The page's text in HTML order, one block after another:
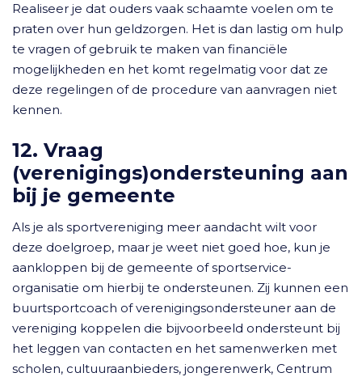
Realiseer je dat ouders vaak schaamte voelen om te
praten over hun geldzorgen. Het is dan lastig om hulp
te vragen of gebruik te maken van financiële
mogelijkheden en het komt regelmatig voor dat ze
deze regelingen of de procedure van aanvragen niet
kennen.
12. Vraag
(verenigings)ondersteuning aan
bij je gemeente
Als je als sportvereniging meer aandacht wilt voor
deze doelgroep, maar je weet niet goed hoe, kun je
aankloppen bij de gemeente of sportservice-
organisatie om hierbij te ondersteunen. Zij kunnen een
buurtsportcoach of verenigingsondersteuner aan de
vereniging koppelen die bijvoorbeeld ondersteunt bij
het leggen van contacten en het samenwerken met
scholen, cultuuraanbieders, jongerenwerk, Centrum